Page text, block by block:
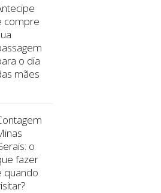
compre
o dia
mães
o
fazer
quando